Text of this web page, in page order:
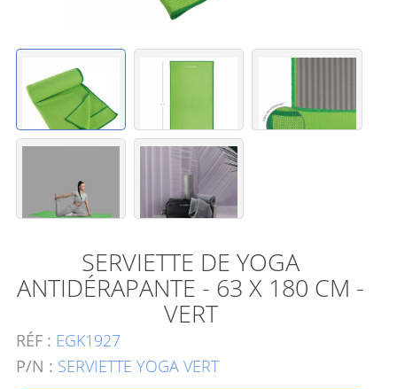
SERVIETTE DE YOGA
ANTIDÉRAPANTE - 63 X 180 CM -
VERT
RÉF : EGK1927
P/N : SERVIETTE YOGA VERT